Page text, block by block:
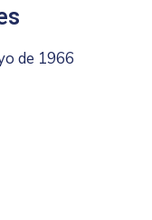
de 1966